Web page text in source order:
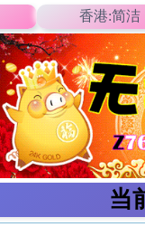
香港:简洁
当